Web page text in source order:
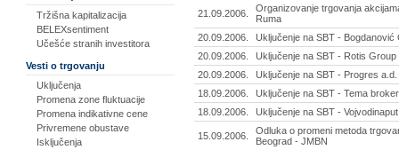
Tržišna kapitalizacija
BELEXsentiment
Učešće stranih investitora
Vesti o trgovanju
Uključenja
Promena zone fluktuacije
Promena indikativne cene
Privremene obustave
Isključenja
21.09.2006.
Organizovanje trgovanja
Ruma
20.09.2006.
Uključenje na SBT - Bogdanović
20.09.2006.
Uključenje na SBT - Rotis
20.09.2006.
Uključenje na SBT - Progres
18.09.2006.
Uključenje na SBT - Tema
18.09.2006.
Uključenje na SBT -
15.09.2006.
Odluka o promeni metoda
Beograd - JMBN